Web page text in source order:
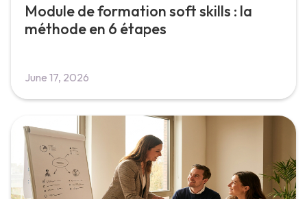
Module de formation soft skills : la
méthode en 6 étapes
June 17, 2026